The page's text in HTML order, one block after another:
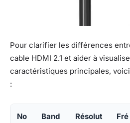
Pour clarifier les différences
cable HDMI 2.1 et aider à
caractéristiques principales,
:
No Band Résolut Fré